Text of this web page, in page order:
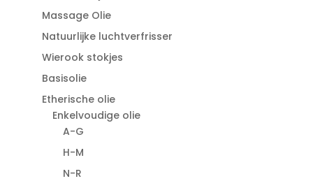
Massage Olie
Natuurlijke luchtverfrisser
Wierook stokjes
Basisolie
Etherische olie
Enkelvoudige olie
A-G
H-M
N-R